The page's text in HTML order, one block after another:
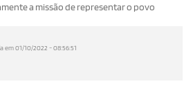
a missão de representar o povo
01/10/2022 - 08:56:51